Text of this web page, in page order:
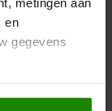
en
gegevens